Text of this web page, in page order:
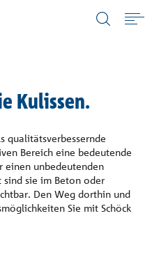
Kulissen.
qualitätsverbessernde
Bereich eine bedeutende
einen unbedeutenden
sie im Beton oder
Den Weg dorthin und
Sie mit Schöck